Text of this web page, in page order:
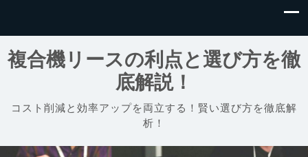
複合機リースの利点と選び方を徹
底解説！
コスト削減と効率アップを両立する！賢い選び方を徹底解
析！